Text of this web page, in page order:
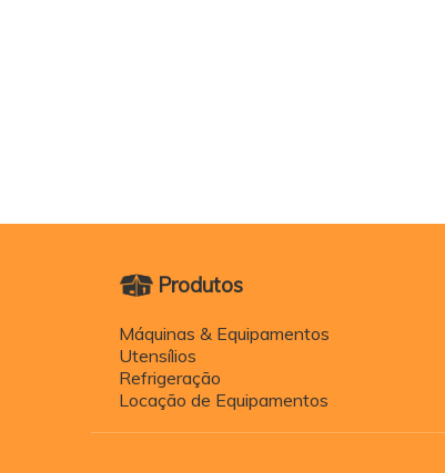
Produtos
Máquinas & Equipamentos
Utensílios
Refrigeração
Locação de Equipamentos